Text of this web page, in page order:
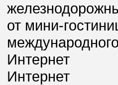
от мини-
Интернет
Интернет